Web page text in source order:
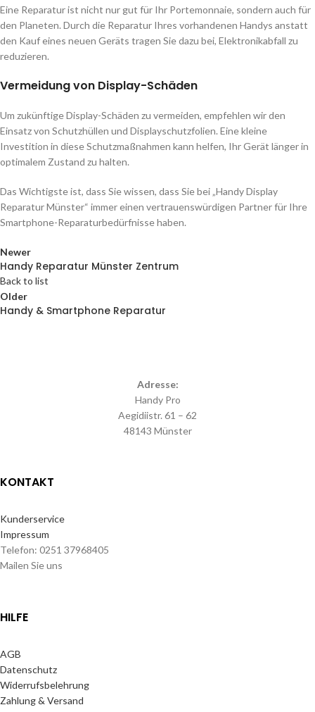
Eine Reparatur ist nicht nur gut für Ihr Portemonnaie, sondern auch für
den Planeten. Durch die Reparatur Ihres vorhandenen Handys anstatt
den Kauf eines neuen Geräts tragen Sie dazu bei, Elektronikabfall zu
reduzieren.
Vermeidung von Display-Schäden
Um zukünftige Display-Schäden zu vermeiden, empfehlen wir den
Einsatz von Schutzhüllen und Displayschutzfolien. Eine kleine
Investition in diese Schutzmaßnahmen kann helfen, Ihr Gerät länger in
optimalem Zustand zu halten.
Das Wichtigste ist, dass Sie wissen, dass Sie bei „Handy Display
Reparatur Münster“ immer einen vertrauenswürdigen Partner für Ihre
Smartphone-Reparaturbedürfnisse haben.
Newer
Handy Reparatur Münster Zentrum
Back to list
Older
Handy & Smartphone Reparatur
Adresse:
Handy Pro
Aegidiistr. 61 – 62
48143 Münster
KONTAKT
Kunderservice
Impressum
Telefon: 0251 37968405
Mailen Sie uns
HILFE
AGB
Datenschutz
Widerrufsbelehrung
Zahlung & Versand